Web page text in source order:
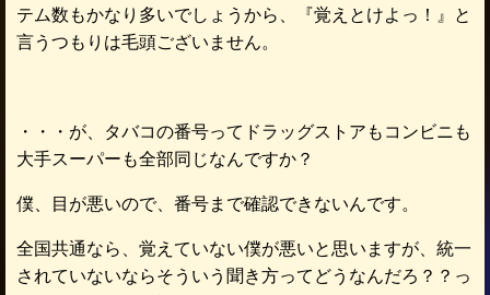
テム数もかなり多いでしょうから、『覚えとけよっ！』と
言うつもりは毛頭ございません。
・・・が、タバコの番号ってドラッグストアもコンビニも
大手スーパーも全部同じなんですか？
僕、目が悪いので、番号まで確認できないんです。
全国共通なら、覚えていない僕が悪いと思いますが、統一
されていないならそういう聞き方ってどうなんだろ？？っ